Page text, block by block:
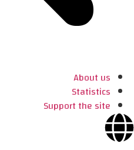
About us
Statistics
Support the site